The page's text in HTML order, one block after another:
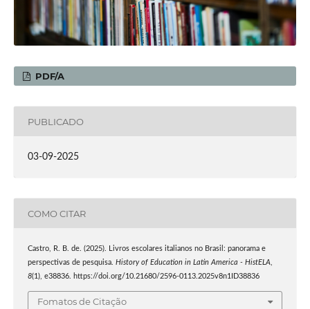
PDF/A
PUBLICADO
03-09-2025
COMO CITAR
Castro, R. B. de. (2025). Livros escolares italianos no Brasil: panorama e
perspectivas de pesquisa. History of Education in Latin America - HistELA,
8(1), e38836. https://doi.org/10.21680/2596-0113.2025v8n1ID38836
Fomatos de Citação